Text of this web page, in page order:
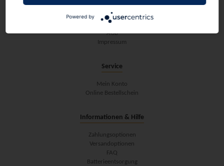
Tepper-Schulbedarf
Datenschutz
AGB
Impressum
Service
Mein Konto
Online Bestellschein
Informationen & Hilfe
Zahlungsoptionen
Versandoptionen
FAQ
Batterieentsorgung
Powered by